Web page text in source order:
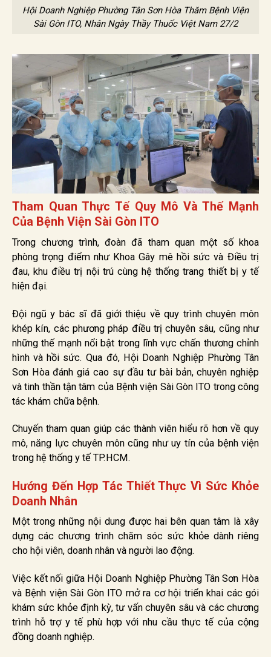
Hội Doanh Nghiệp Phường Tân Sơn Hòa Thăm Bệnh Viện
Sài Gòn ITO, Nhân Ngày Thầy Thuốc Việt Nam 27/2
Tham Quan Thực Tế Quy Mô Và Thế Mạnh
Của Bệnh Viện Sài Gòn ITO
Trong chương trình, đoàn đã tham quan một số khoa
phòng trọng điểm như Khoa Gây mê hồi sức và Điều trị
đau, khu điều trị nội trú cùng hệ thống trang thiết bị y tế
hiện đại.
Đội ngũ y bác sĩ đã giới thiệu về quy trình chuyên môn
khép kín, các phương pháp điều trị chuyên sâu, cũng như
những thế mạnh nổi bật trong lĩnh vực chấn thương chỉnh
hình và hồi sức. Qua đó, Hội Doanh Nghiệp Phường Tân
Sơn Hòa đánh giá cao sự đầu tư bài bản, chuyên nghiệp
và tinh thần tận tâm của Bệnh viện Sài Gòn ITO trong công
tác khám chữa bệnh.
Chuyến tham quan giúp các thành viên hiểu rõ hơn về quy
mô, năng lực chuyên môn cũng như uy tín của bệnh viện
trong hệ thống y tế TP.HCM.
Hướng Đến Hợp Tác Thiết Thực Vì Sức Khỏe
Doanh Nhân
Một trong những nội dung được hai bên quan tâm là xây
dựng các chương trình chăm sóc sức khỏe dành riêng
cho hội viên, doanh nhân và người lao động.
Việc kết nối giữa Hội Doanh Nghiệp Phường Tân Sơn Hòa
và Bệnh viện Sài Gòn ITO mở ra cơ hội triển khai các gói
khám sức khỏe định kỳ, tư vấn chuyên sâu và các chương
trình hỗ trợ y tế phù hợp với nhu cầu thực tế của cộng
đồng doanh nghiệp.